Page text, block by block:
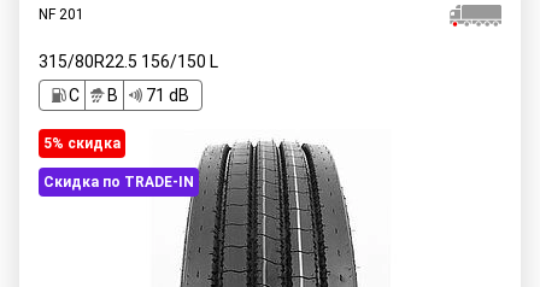
NF 201
315/80R22.5 156/150 L
C
B 71 dB
5% cкидка
Скидка по TRADE-IN